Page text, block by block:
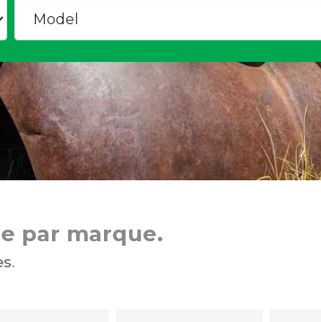
par marque.